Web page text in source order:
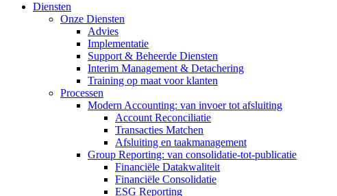
Diensten
Onze Diensten
Advies
Implementatie
Support & Beheerde Diensten
Interim Management & Detachering
Training op maat voor klanten
Processen
Modern Accounting: van invoer tot afsluiting
Account Reconciliatie
Transacties Matchen
Afsluiting en taakmanagement
Group Reporting: van consolidatie-tot-publicatie
Financiële Datakwaliteit
Financiële Consolidatie
ESG Reporting